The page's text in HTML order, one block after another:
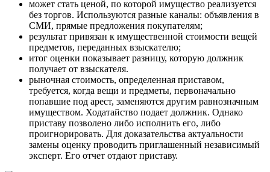
может стать ценой, по которой имущество реализуется
без торгов. Используются разные каналы: объявления в
СМИ, прямые предложения покупателям;
результат привязан к имущественной стоимости вещей
предметов, переданных взыскателю;
итог оценки показывает разницу, которую должник
получает от взыскателя.
рыночная стоимость, определенная приставом,
требуется, когда вещи и предметы, первоначально
попавшие под арест, заменяются другим равнозначным
имуществом. Ходатайство подает должник. Однако
приставу позволено либо исполнить его, либо
проигнорировать. Для доказательства актуальности
замены оценку проводить приглашенный независимый
эксперт. Его отчет отдают приставу.